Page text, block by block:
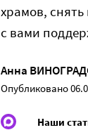
храмов,
с вами
Анна
Опубликовано
Наши